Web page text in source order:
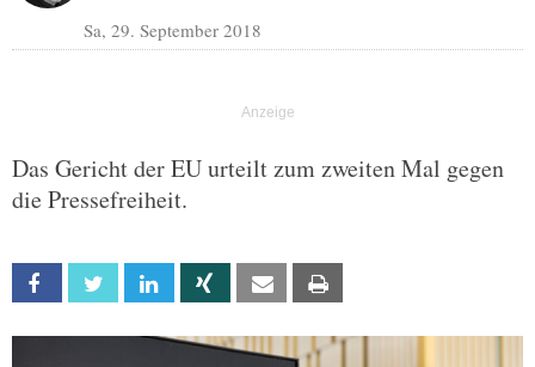
Sa, 29. September 2018
Das Gericht der EU urteilt zum zweiten Mal gegen
die Pressefreiheit.
Facebook Twitter Linkedin Xing Email